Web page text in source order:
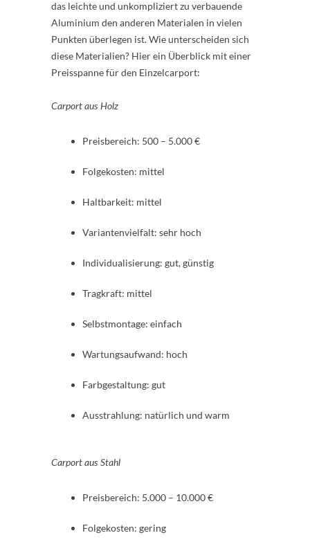
das leichte und unkompliziert zu verbauende
Aluminium den anderen Materialen in vielen
Punkten überlegen ist. Wie unterscheiden sich
diese Materialien? Hier ein Überblick mit einer
Preisspanne für den Einzelcarport:
Carport aus Holz
Preisbereich: 500 – 5.000 €
Folgekosten: mittel
Haltbarkeit: mittel
Variantenvielfalt: sehr hoch
Individualisierung: gut, günstig
Tragkraft: mittel
Selbstmontage: einfach
Wartungsaufwand: hoch
Farbgestaltung: gut
Ausstrahlung: natürlich und warm
Carport aus Stahl
Preisbereich: 5.000 – 10.000 €
Folgekosten: gering